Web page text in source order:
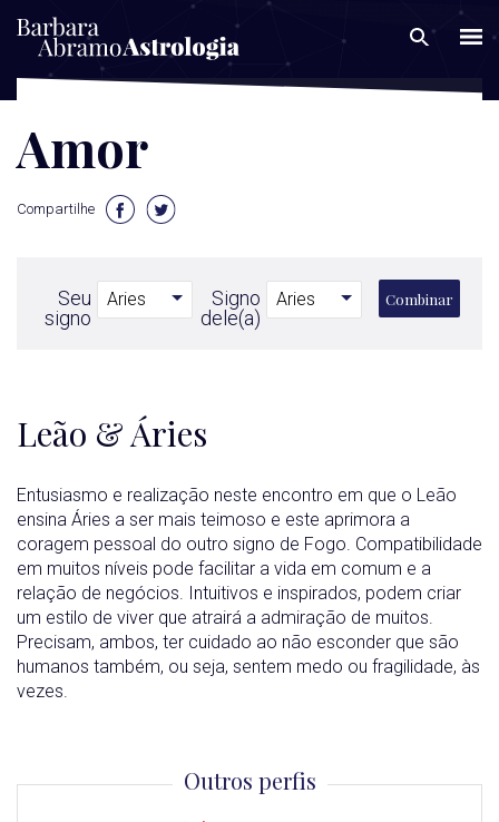
Amor
Compartilhe
Seu
signo
Signo
dele(a)
Combinar
Leão & Áries
Entusiasmo e realização neste encontro em que o Leão
ensina Áries a ser mais teimoso e este aprimora a
coragem pessoal do outro signo de Fogo. Compatibilidade
em muitos níveis pode facilitar a vida em comum e a
relação de negócios. Intuitivos e inspirados, podem criar
um estilo de viver que atrairá a admiração de muitos.
Precisam, ambos, ter cuidado ao não esconder que são
humanos também, ou seja, sentem medo ou fragilidade, às
vezes.
Outros perfis